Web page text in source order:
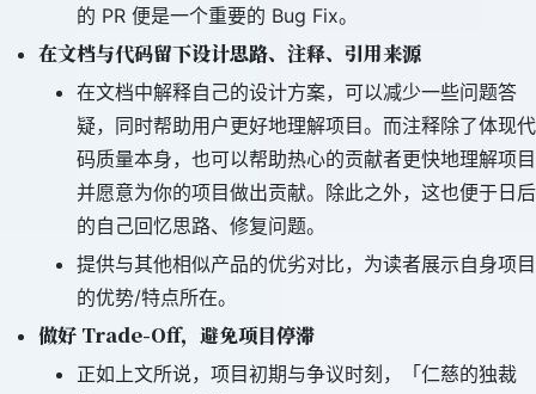
的 PR 便是一个重要的 Bug Fix。
在文档与代码留下设计思路、注释、引用来源
在文档中解释自己的设计方案，可以减少一些问题答
疑，同时帮助用户更好地理解项目。而注释除了体现代
码质量本身，也可以帮助热心的贡献者更快地理解项目
并愿意为你的项目做出贡献。除此之外，这也便于日后
的自己回忆思路、修复问题。
提供与其他相似产品的优劣对比，为读者展示自身项目
的优势/特点所在。
做好 Trade-Off，避免项目停滞
正如上文所说，项目初期与争议时刻，「仁慈的独裁